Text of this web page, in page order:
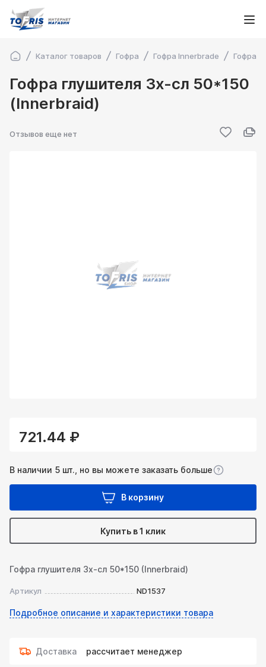
Каталог товаров Гофра Гофра Innerbrade Гофра
Гофра глушителя 3х-сл 50*150
(Innerbraid)
Отзывов еще нет
721.44 ₽
В наличии 5 шт., но вы можете заказать больше
В корзину
Купить в 1 клик
Гофра глушителя 3х-сл 50*150 (Innerbraid)
Артикул ND1537
Подробное описание и характеристики товара
Доставка рассчитает менеджер